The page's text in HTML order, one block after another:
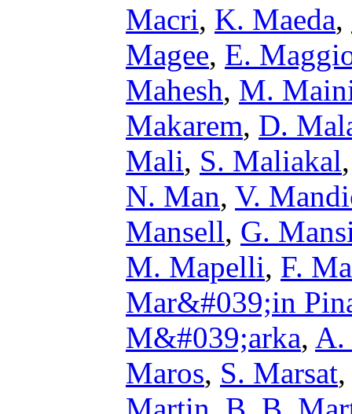
Macri, K. Maeda,
Magee, E.
Mahesh, M.
Makarem, D.
Mali, S. Maliakal
N. Man, V.
Mansell, G.
M. Mapelli, F.
Mar&#039;in
M&#039;arka, A.
Maros, S. Marsat